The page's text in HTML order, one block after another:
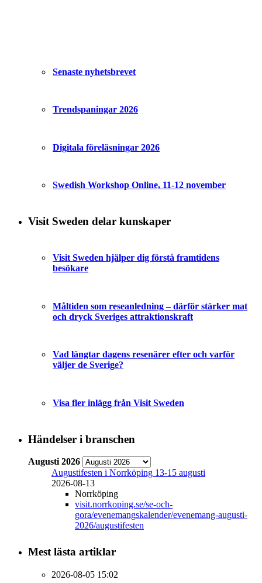
Senaste nyhetsbrevet
Trendspaningar 2026
Digitala föreläsningar 2026
Swedish Workshop Online, 11-12 november
Visit Sweden delar kunskaper
Visit Sweden hjälper dig förstå framtidens
besökare
Måltiden som reseanledning – därför stärker mat
och dryck Sveriges attraktionskraft
Vad längtar dagens resenärer efter och varför
väljer de Sverige?
Visa fler inlägg från Visit Sweden
Händelser i branschen
Augusti 2026
Augustifesten i Norrköping 13-15 augusti
2026-08-13
Norrköping
visit.norrkoping.se/se-och-
gora/evenemangskalender/evenemang-augusti-
2026/augustifesten
Mest lästa artiklar
2026-08-05 15:02